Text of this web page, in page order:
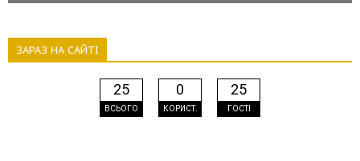
ЗАРАЗ НА САЙТІ
25
ВСЬОГО
0
КОРИСТ.
25
ГОСТІ